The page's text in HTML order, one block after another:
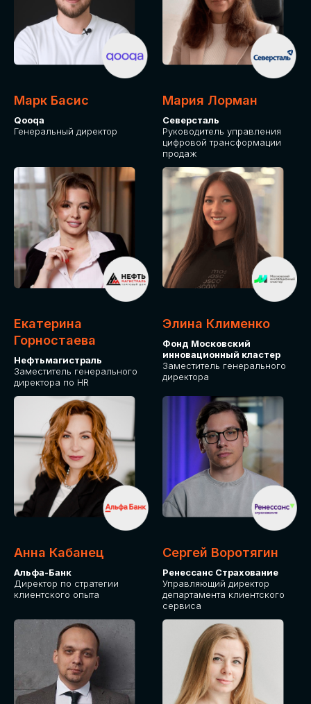
Марк Басис
Qooqa
Генеральный директор
Мария Лорман
Северсталь
Руководитель управления
цифровой трансформации
продаж
Екатерина
Горностаева
Нефтьмагистраль
Заместитель генерального
директора по HR
Элина Клименко
Фонд Московский
инновационный кластер
Заместитель генерального
директора
Анна Кабанец
Альфа-Банк
Директор по стратегии
клиентского опыта
Сергей Воротягин
Ренессанс Страхование
Управляющий директор
департамента клиентского
сервиса
Приглашаем стать партнером GLOBAL
TECH FORUM и презентовать ваши
решения целевой аудитории. Будем
рады сотрудничеству!
СТАНЬТЕ
ЭКСПОНЕНТОМ
ПОДАТЬ ЗАЯВКУ
IT Solutions for Business
СТОИМОСТЬ
УЧАСТИЯ